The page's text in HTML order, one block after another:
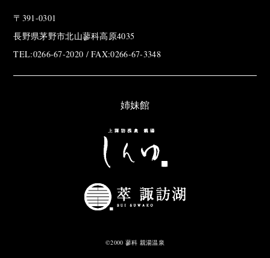
〒391-0301
長野県茅野市北山蓼科高原4035
TEL:0266-67-2020 / FAX:0266-67-3348
姉妹館
©2000 蓼科 親湯温泉